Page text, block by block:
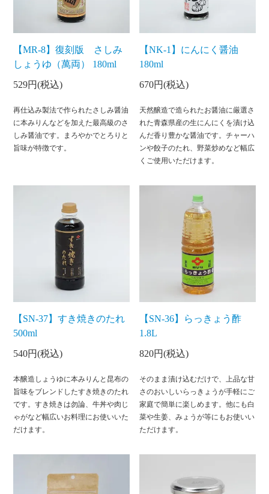
【MR-8】復刻版 さしみ
しょうゆ（萬両） 180ml
529円(税込)
再仕込み製法で作られたさしみ醤油
に本みりんなどを加えた最高級のさ
しみ醤油です。まろやかでとろりと
旨味が特徴です。
【NK-1】にんにく醤油
180ml
670円(税込)
天然醸造で造られたお醤油に厳選さ
れた青森県産の生にんにくを漬け込
んだ香り豊かな醤油です。チャーハ
ンや餃子のたれ、野菜炒めなど幅広
くご使用いただけます。
【SN-37】すき焼きのたれ
500ml
540円(税込)
本醸造しょうゆに本みりんと昆布の
旨味をブレンドしたすき焼きのたれ
です。すき焼きは勿論、牛丼や肉じ
ゃがなど幅広いお料理にお使いいた
だけます。
【SN-36】らっきょう酢
1.8L
820円(税込)
そのまま漬け込むだけで、上品な甘
さのおいしいらっきょうが手軽にご
家庭で簡単に楽しめます。他にも白
菜や生姜、みょうが等にもお使いい
ただけます。